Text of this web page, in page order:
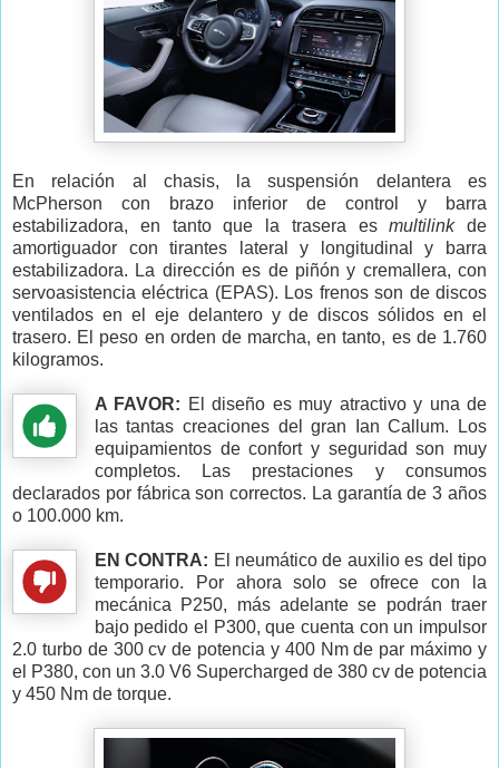
En relación al chasis, la suspensión delantera es
McPherson con brazo inferior de control y barra
estabilizadora, en tanto que la trasera esmultilinkde
amortiguador con tirantes lateral y longitudinal y barra
estabilizadora. La dirección es de piñón y cremallera, con
servoasistencia eléctrica (EPAS). Los frenos son de discos
ventilados en el eje delantero y de discos sólidos en el
trasero. El peso en orden de marcha, en tanto, es de 1.760
kilogramos.
A FAVOR: El diseño es muy atractivo y una de
las tantas creaciones del gran Ian Callum. Los
equipamientos de confort y seguridad son muy
completos. Las prestaciones y consumos
declarados por fábrica son correctos. La garantía de 3 años
o 100.000 km.
EN CONTRA: El neumático de auxilio es del tipo
temporario. Por ahora solo se ofrece con la
mecánica P250, más adelante se podrán traer
bajo pedido el P300, que cuenta con un impulsor
2.0 turbo de 300 cv de potencia y 400 Nm de par máximo y
el P380, con un 3.0 V6 Supercharged de 380 cv de potencia
y 450 Nm de torque.